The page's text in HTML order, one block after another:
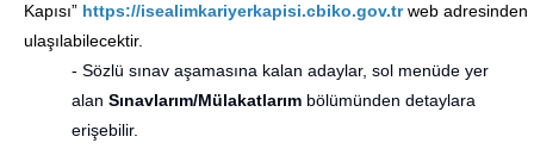
Kapısı” https://isealimkariyerkapisi.cbiko.gov.trweb adresinden
ulaşılabilecektir.
- Sözlü sınav aşamasına kalan adaylar, sol menüde yer
alan Sınavlarım/Mülakatlarım bölümünden detaylara
erişebilir.